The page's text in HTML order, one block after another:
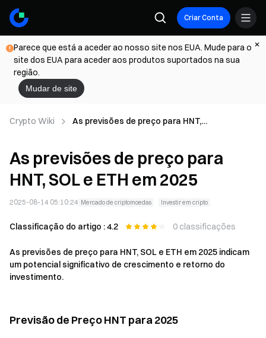
Criar Conta
Parece que está a aceder ao nosso site nos EUA. Mude para o
site dos EUA para aceder aos produtos suportados na sua
região.
Mudar de site
Crypto Wiki
As previsões de preço para HNT,
As previsões de preço para
HNT, SOL e ETH em 2025
2025-08-14 05:10:24 Mercado de criptomoedas Investir em cripto
Classificação do artigo : 4.2 0 classificações
As previsões de preço para HNT, SOL e ETH em 2025 indicam
um potencial significativo de crescimento e retorno do
investimento.
Previsão de Preço HNT para 2025